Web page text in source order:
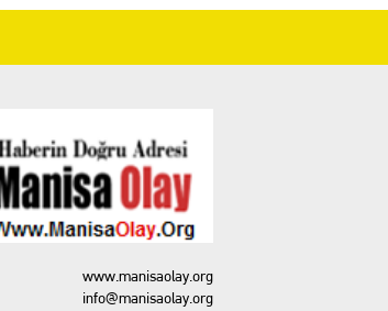
www.manisaolay.org
info@manisaolay.org